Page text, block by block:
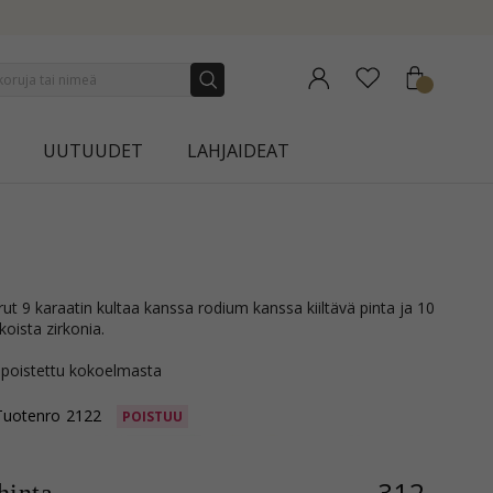
UUTUUDET LAHJAIDEAT
zirkonia.
poistettu kokoelmasta
2122 POISTUU